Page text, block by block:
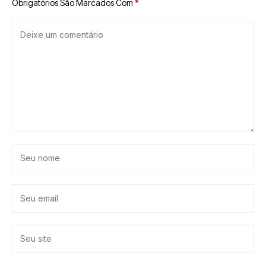
Obrigatórios São Marcados Com *